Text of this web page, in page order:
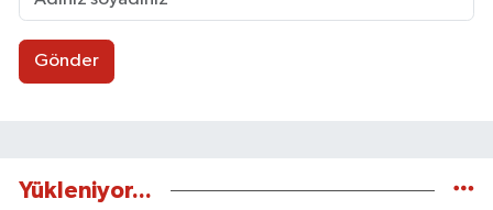
Gönder
Yükleniyor...